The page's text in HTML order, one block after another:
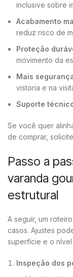
inclusive sobre
Acabamento
reduz risco de
Proteção
movimento da
Mais
vistoria e na
Suporte
Se você quer
de comprar, solicite
Passo a
varanda
estrutural
A seguir, um
casos. Ajustes
superfície e o
Inspeção dos